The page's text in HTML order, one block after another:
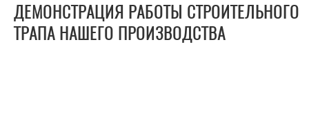
ДЕМОНСТРАЦИЯ РАБОТЫ СТРОИТЕЛЬНОГО
ТРАПА НАШЕГО ПРОИЗВОДСТВА